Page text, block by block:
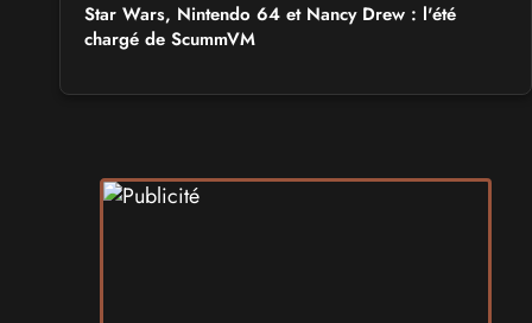
Star Wars, Nintendo 64 et Nancy Drew : l'été
chargé de ScummVM